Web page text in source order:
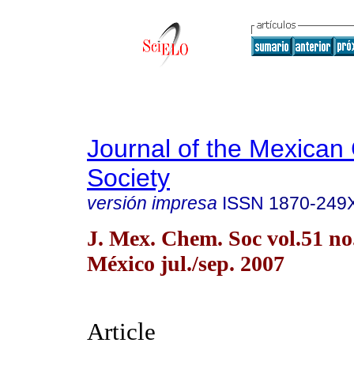
Journal of the Mexican
Society
versión impresa ISSN 1870-
J. Mex. Chem. Soc vol.51
México jul./sep. 2007
Article